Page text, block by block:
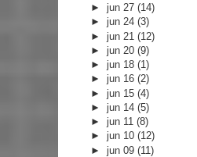
►jun 27(14)
►jun 24(3)
►jun 21(12)
►jun 20(9)
►jun 18(1)
►jun 16(2)
►jun 15(4)
►jun 14(5)
►jun 11(8)
►jun 10(12)
►jun 09(11)